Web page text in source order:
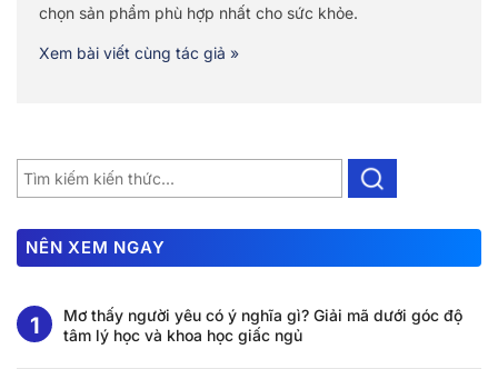
chọn sản phẩm phù hợp nhất cho sức khỏe.
Xem bài viết cùng tác giả »
NÊN XEM NGAY
Mơ thấy người yêu có ý nghĩa gì? Giải mã dưới góc độ
tâm lý học và khoa học giấc ngủ